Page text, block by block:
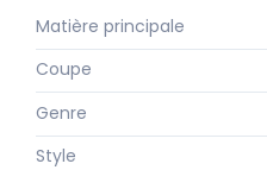
Matière principale
Coupe
Genre
Style